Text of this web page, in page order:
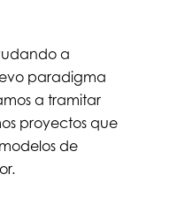
a
paradigma
a tramitar
proyectos que
de